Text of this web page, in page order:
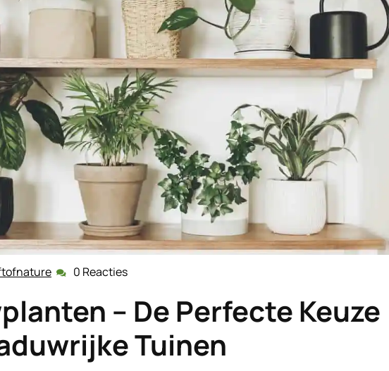
thegiftofnature
0 Reacties
– De Perfecte Keuze
Tuinen